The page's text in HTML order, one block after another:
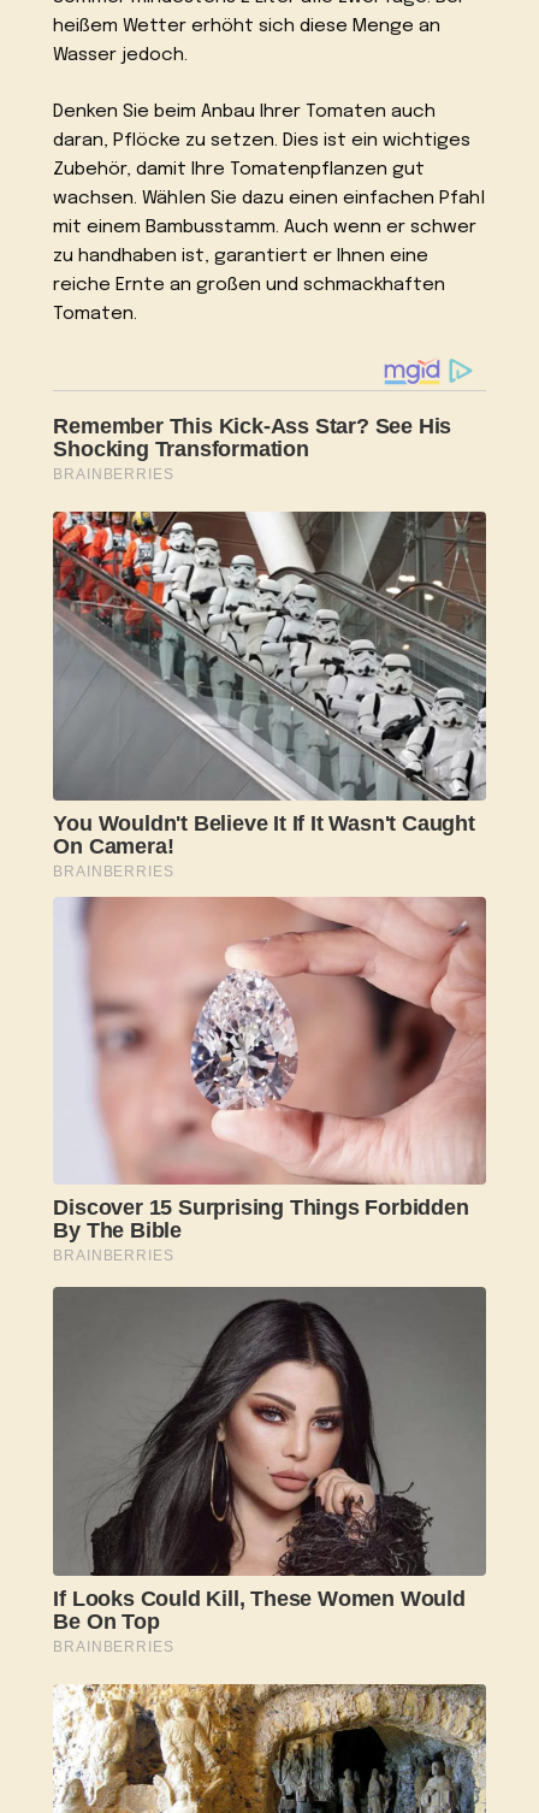
heißem Wetter erhöht sich diese Menge an
Wasser jedoch.
Denken Sie beim Anbau Ihrer Tomaten auch
daran, Pflöcke zu setzen. Dies ist ein wichtiges
Zubehör, damit Ihre Tomatenpflanzen gut
wachsen. Wählen Sie dazu einen einfachen Pfahl
mit einem Bambusstamm. Auch wenn er schwer
zu handhaben ist, garantiert er Ihnen eine
reiche Ernte an großen und schmackhaften
Tomaten.